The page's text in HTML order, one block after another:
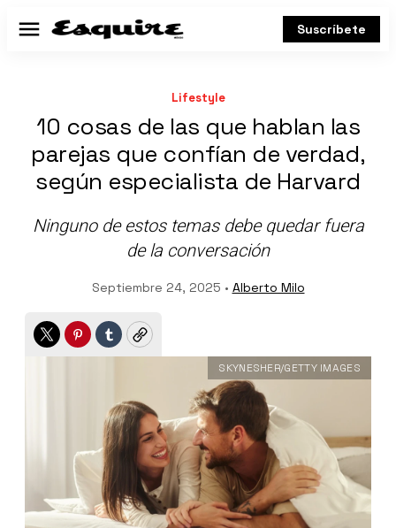
Menú Suscríbete
Lifestyle
10 cosas de las que hablan las
parejas que confían de verdad,
según especialista de Harvard
Ninguno de estos temas debe quedar fuera
de la conversación
Septiembre 24, 2025 • Alberto Milo
TwitterPinterest
TumblrCopy
SKYNESHER/GETTY IMAGES